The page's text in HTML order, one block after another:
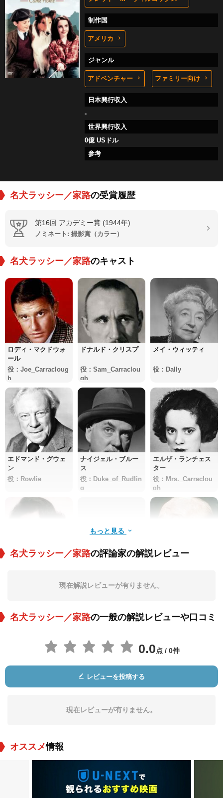
制作国
アメリカ
ジャンル
アドベンチャー ファミリー向け
日本興行収入
-
世界興行収入
0億 USドル
参考
名犬ラッシー／家路の受賞履歴
第16回 アカデミー賞 (1944年)
ノミネート: 撮影賞（カラー）
名犬ラッシー／家路のキャスト
ロディ・マクドウォ
ール
役：Joe_Carracloug
h
ドナルド・クリスプ
役：Sam_Carraclou
gh
メイ・ウィッティ
役：Dally
エドマンド・グウェ
ン
役：Rowlie
ナイジェル・ブルー
ス
役：Duke_of_Rudlin
g
エルザ・ランチェス
ター
役：Mrs._Carraclou
gh
役：Dan'l_Fadden 役：Hynes
アーサー・シールズ
Pal May Beatty
もっと見る
名犬ラッシー／家路の評論家の解説レビュー
現在解説レビューが有りません。
名犬ラッシー／家路の一般の解説レビューや口コミ
0.0点 / 0件
レビューを投稿する
現在レビューが有りません。
オススメ情報